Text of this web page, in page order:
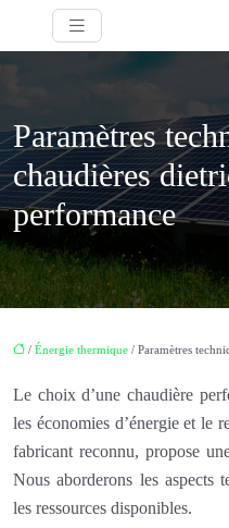
Paramètres
chaudières
performance
/ Énergie thermique / Paramètres
Le choix d’une chaudière
les économies d’énergie et le
fabricant reconnu, propose
Nous aborderons les aspects
les ressources disponibles.